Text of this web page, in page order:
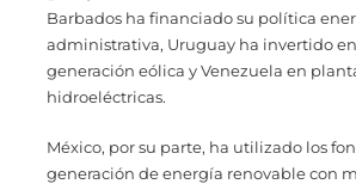
Barbados ha financiado su política
administrativa, Uruguay ha invertido
generación eólica y Venezuela en
hidroeléctricas.
México, por su parte, ha utilizado los
generación de energía renovable con